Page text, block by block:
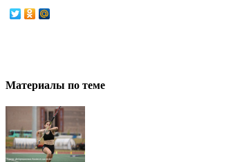
Материалы по теме